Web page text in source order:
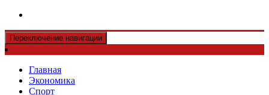
Переключение навигации
Главная
Экономика
Спорт